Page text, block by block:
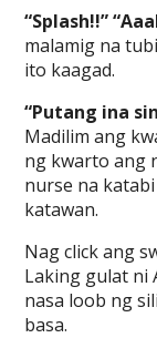
“Splash!!”
malamig na
ito kaagad.
“Putang ina
Madilim ang
ng kwarto ang
nurse na
katawan.
Nag click ang
Laking gulat ni
nasa loob ng
basa.